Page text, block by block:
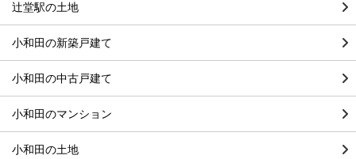
辻堂駅の土地
小和田の新築戸建て
小和田の中古戸建て
小和田のマンション
小和田の土地